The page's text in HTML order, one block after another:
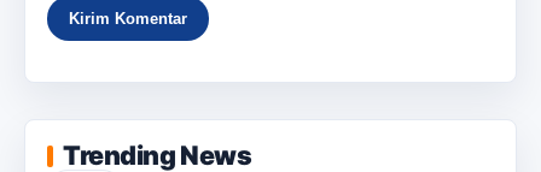
Trending News